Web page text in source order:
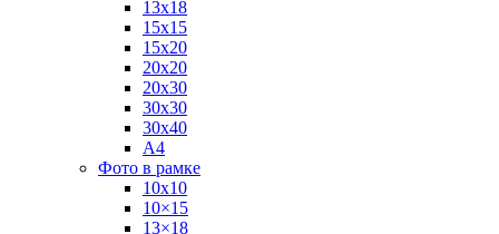
13х18
15х15
15х20
20х20
20х30
30х30
30х40
А4
Фото в рамке
10х10
10×15
13×18